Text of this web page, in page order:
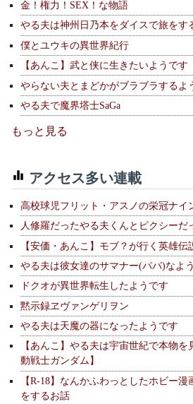
金！権力！SEX！な物語
やる夫は神州日乃本をダイスで旅をす
僕とユウキの異世界紀行
【あんこ】武と侠に生きたいようです
やらない夫とまどかがブラブラするよ
やる夫で魔界塔士SaGa
もっと見る
アクセス多い連載
高校球児フリット・アスノの栄冠ナイ
人修羅だったやる夫くんとピクシーだ
【安価・あんこ】モブ？が行く英雄伝
やる夫は彼女達のサマナー(パパ)なよ
ドクオが異世界転生したようです
黙示録ヱヴァンゲリヲン
やる夫は天魔の器になったようです
【あんこ】やる夫は宇宙世紀で本物
動戦士ガンダム】
【R-18】なんかふわっとしたホビー
をするお話